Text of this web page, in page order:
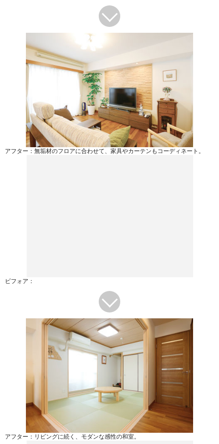
アフター：無垢材のフロアに合わせて、家具やカーテンもコーディネート。
ビフォア：
アフター：リビングに続く、モダンな感性の和室。